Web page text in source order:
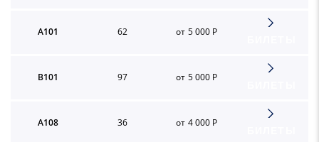
A101 62 от 5 000 Р
B101 97 от 5 000 Р
A108 36 от 4 000 Р